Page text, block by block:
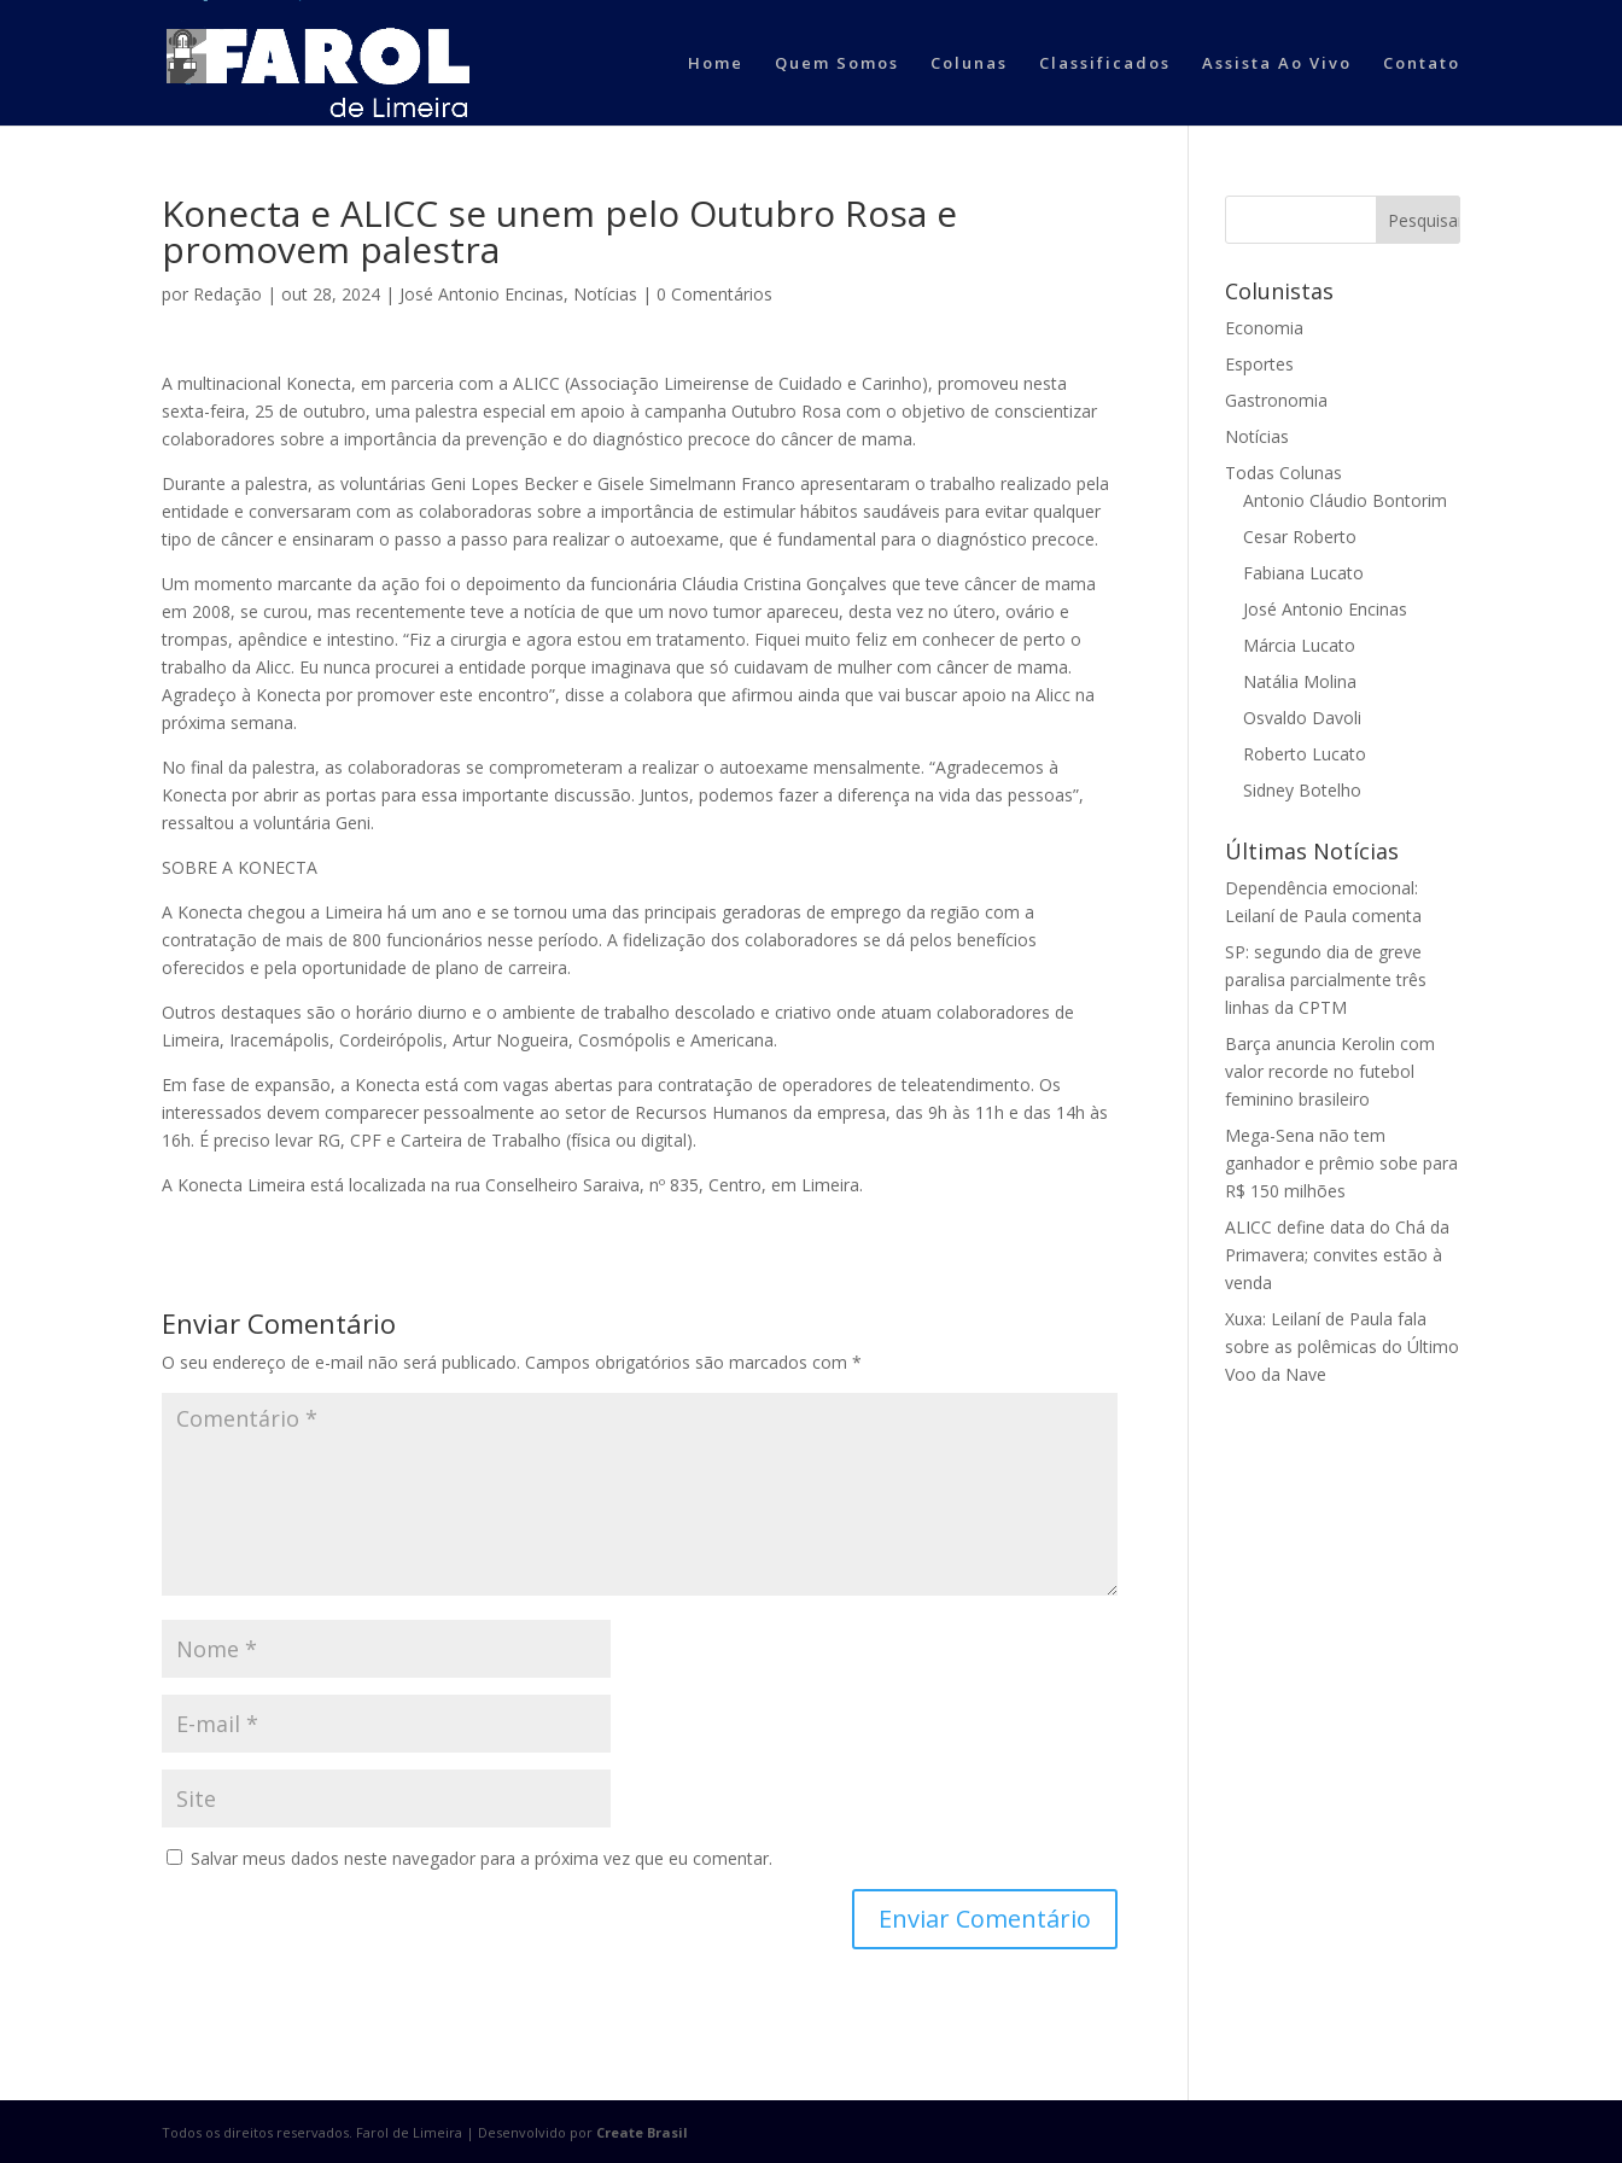
Home Quem Somos Colunas Classificados Assista Ao Vivo Contato
Konecta e ALICC se unem pelo Outubro Rosa e
promovem palestra
por Redação | out 28, 2024 | José Antonio Encinas, Notícias | 0 Comentários
A multinacional Konecta, em parceria com a ALICC (Associação Limeirense de Cuidado e Carinho), promoveu nesta
sexta-feira, 25 de outubro, uma palestra especial em apoio à campanha Outubro Rosa com o objetivo de conscientizar
colaboradores sobre a importância da prevenção e do diagnóstico precoce do câncer de mama.
Durante a palestra, as voluntárias Geni Lopes Becker e Gisele Simelmann Franco apresentaram o trabalho realizado pela
entidade e conversaram com as colaboradoras sobre a importância de estimular hábitos saudáveis para evitar qualquer
tipo de câncer e ensinaram o passo a passo para realizar o autoexame, que é fundamental para o diagnóstico precoce.
Um momento marcante da ação foi o depoimento da funcionária Cláudia Cristina Gonçalves que teve câncer de mama
em 2008, se curou, mas recentemente teve a notícia de que um novo tumor apareceu, desta vez no útero, ovário e
trompas, apêndice e intestino. “Fiz a cirurgia e agora estou em tratamento. Fiquei muito feliz em conhecer de perto o
trabalho da Alicc. Eu nunca procurei a entidade porque imaginava que só cuidavam de mulher com câncer de mama.
Agradeço à Konecta por promover este encontro”, disse a colabora que afirmou ainda que vai buscar apoio na Alicc na
próxima semana.
No final da palestra, as colaboradoras se comprometeram a realizar o autoexame mensalmente. “Agradecemos à
Konecta por abrir as portas para essa importante discussão. Juntos, podemos fazer a diferença na vida das pessoas”,
ressaltou a voluntária Geni.
SOBRE A KONECTA
A Konecta chegou a Limeira há um ano e se tornou uma das principais geradoras de emprego da região com a
contratação de mais de 800 funcionários nesse período. A fidelização dos colaboradores se dá pelos benefícios
oferecidos e pela oportunidade de plano de carreira.
Outros destaques são o horário diurno e o ambiente de trabalho descolado e criativo onde atuam colaboradores de
Limeira, Iracemápolis, Cordeirópolis, Artur Nogueira, Cosmópolis e Americana.
Em fase de expansão, a Konecta está com vagas abertas para contratação de operadores de teleatendimento. Os
interessados devem comparecer pessoalmente ao setor de Recursos Humanos da empresa, das 9h às 11h e das 14h às
16h. É preciso levar RG, CPF e Carteira de Trabalho (física ou digital).
A Konecta Limeira está localizada na rua Conselheiro Saraiva, nº 835, Centro, em Limeira.
Enviar Comentário
O seu endereço de e-mail não será publicado. Campos obrigatórios são marcados com*
Salvar meus dados neste navegador para a próxima vez que eu comentar.
Colunistas
Economia
Esportes
Gastronomia
Notícias
Todas Colunas
Antonio Cláudio Bontorim
Cesar Roberto
Fabiana Lucato
José Antonio Encinas
Márcia Lucato
Natália Molina
Osvaldo Davoli
Roberto Lucato
Sidney Botelho
Últimas Notícias
Dependência emocional:
Leilaní de Paula comenta
SP: segundo dia de greve
paralisa parcialmente três
linhas da CPTM
Barça anuncia Kerolin com
valor recorde no futebol
feminino brasileiro
Mega-Sena não tem
ganhador e prêmio sobe para
R$ 150 milhões
ALICC define data do Chá da
Primavera; convites estão à
venda
Xuxa: Leilaní de Paula fala
sobre as polêmicas do Último
Voo da Nave
Todos os direitos reservados. Farol de Limeira | Desenvolvido por Create Brasil